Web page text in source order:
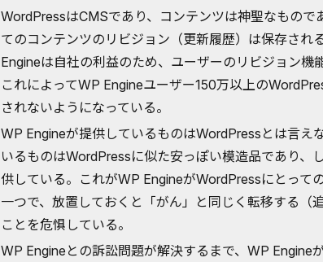
WordPressはCMSであり、コンテンツは神聖なもので
てのコンテンツのリビジョン（更新履歴）は保存され
Engineは自社の利益のため、ユーザーのリビジョン機
これによってWP Engineユーザー150万以上の
されないようになっている。
WP Engineが提供しているものはWordPressとは言え
いるものはWordPressに似た安っぽい模造品であり、
供している。これがWP EngineがWordPressにとって
一つで、放置しておくと「がん」と同じく転移する（
ことを危惧している。
WP Engineとの訴訟問題が解決するまで、WP Engine